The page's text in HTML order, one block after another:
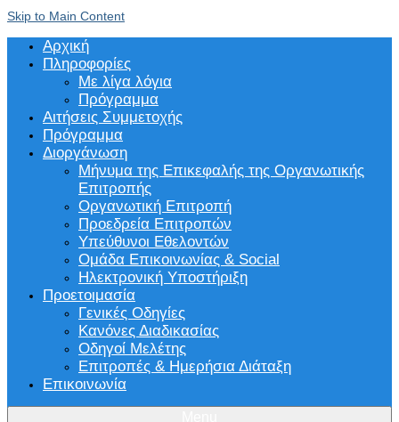
Skip to Main Content
Αρχική
Πληροφορίες
Με λίγα λόγια
Πρόγραμμα
Αιτήσεις Συμμετοχής
Πρόγραμμα
Διοργάνωση
Μήνυμα της Επικεφαλής της Οργανωτικής
Επιτροπής
Οργανωτική Επιτροπή
Προεδρεία Επιτροπών
Υπεύθυνοι Εθελοντών
Ομάδα Επικοινωνίας & Social
Ηλεκτρονική Υποστήριξη
Προετοιμασία
Γενικές Οδηγίες
Κανόνες Διαδικασίας
Οδηγοί Μελέτης
Επιτροπές & Ημερήσια Διάταξη
Επικοινωνία